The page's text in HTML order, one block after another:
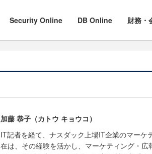
Security Online DB Online 財務・
加藤 恭子（カトウ キョウコ）
IT記者を経て、ナスダック上場IT企業のマーケ
在は、その経験を活かし、マーケティング・